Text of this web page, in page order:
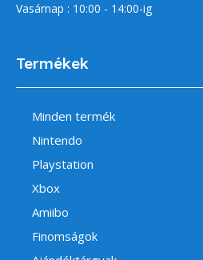
Vasárnap : 10:00 - 14:00-ig
Termékek
Minden termék
Nintendo
Playstation
Xbox
Amiibo
Finomságok